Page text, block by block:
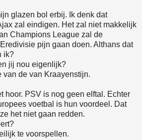
glazen bol erbij. Ik denk dat
zal eindigen. Het zal niet makkelijk
Champions League zal de
pijn gaan doen. Althans dat
ik?
jij nou eigenlijk?
van de van Kraayenstijn.
hoor. PSV is nog geen elftal. Echter
voetbal is hun voordeel. Dat
het niet gaan redden.
te voorspellen.